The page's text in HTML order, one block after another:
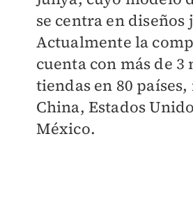
se centra en diseños
Actualmente la
cuenta con más de 3
tiendas en 80
China, Estados
México.